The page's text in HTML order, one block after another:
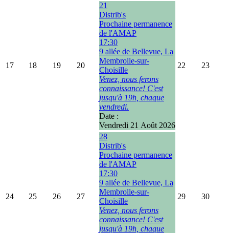
17 18 19 20
21
Distrib's
Prochaine permanence
de l'AMAP
17:30
9 allée de Bellevue, La
Membrolle-sur-
Choisille
Venez, nous ferons
connaissance! C'est
jusqu'à 19h, chaque
vendredi.
Date :
Vendredi 21 Août 2026
22 23
24 25 26 27
28
Distrib's
Prochaine permanence
de l'AMAP
17:30
9 allée de Bellevue, La
Membrolle-sur-
Choisille
Venez, nous ferons
connaissance! C'est
jusqu'à 19h, chaque
29 30